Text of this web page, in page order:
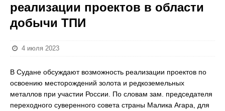
реализации проектов в области
добычи ТПИ
4 июля 2023
В Судане обсуждают возможность реализации проектов по
освоению месторождений золота и редкоземельных
металлов при участии России. По словам зам. председателя
переходного суверенного совета страны Малика Агара, для